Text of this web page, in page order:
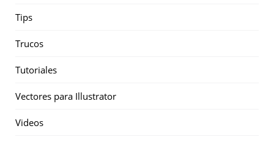
Tips
Trucos
Tutoriales
Vectores para Illustrator
Videos